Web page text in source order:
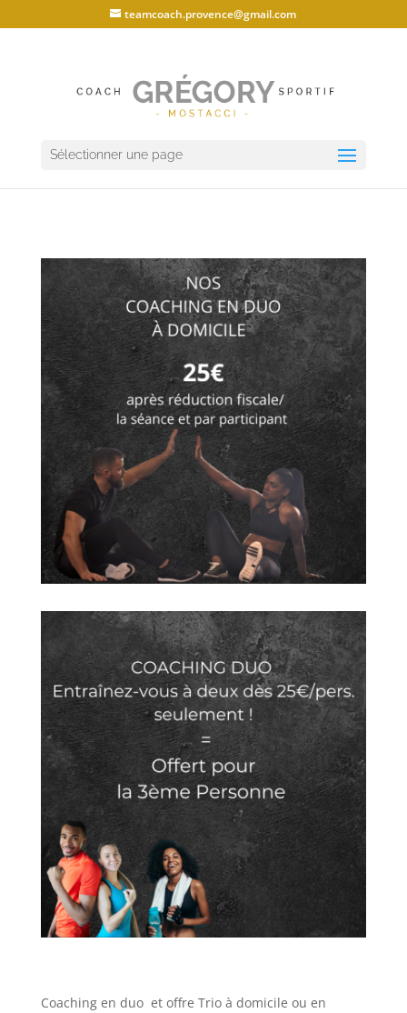
teamcoach.provence@gmail.com
Sélectionner une page
Coaching en duo et offre Trio à domicile ou en